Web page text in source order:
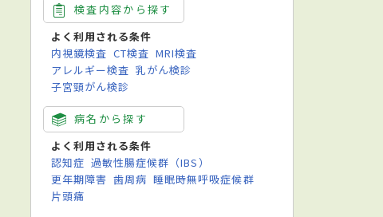
検査内容から探す
よく利用される条件
内視鏡検査 CT検査 MRI検査
アレルギー検査 乳がん検診
子宮頸がん検診
病名から探す
よく利用される条件
認知症 過敏性腸症候群（IBS）
更年期障害 歯周病 睡眠時無呼吸症候群
片頭痛